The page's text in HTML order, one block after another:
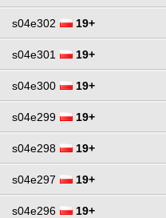
s04e302 19+
s04e301 19+
s04e300 19+
s04e299 19+
s04e298 19+
s04e297 19+
s04e296 19+